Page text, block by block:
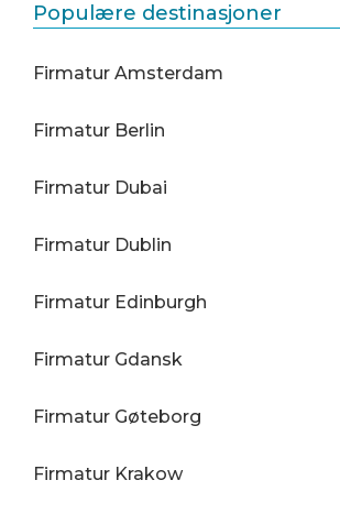
Populære destinasjoner
Firmatur Amsterdam
Firmatur Berlin
Firmatur Dubai
Firmatur Dublin
Firmatur Edinburgh
Firmatur Gdansk
Firmatur Gøteborg
Firmatur Krakow